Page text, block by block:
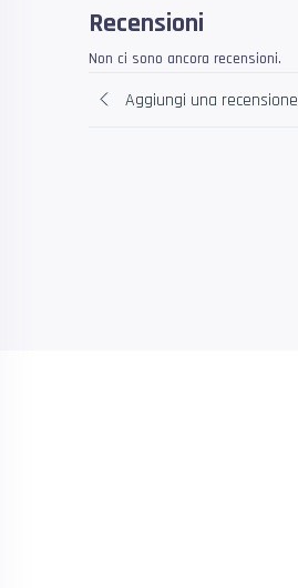
Recensioni
Non ci sono ancora recensioni.
Aggiungi una recensione